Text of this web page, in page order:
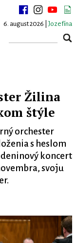
6. august 2026 | Jozefína
Žilina
štýle
orchester
s heslom
koncert
svoju